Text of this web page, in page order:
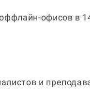
офисов в
и